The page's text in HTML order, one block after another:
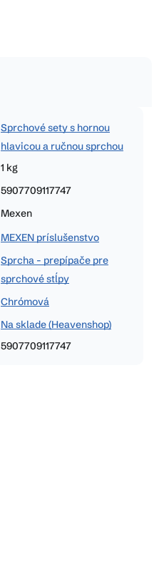
Sprchové sety s hornou
hlavicou a ručnou sprchou
1 kg
5907709117747
Mexen
MEXEN príslušenstvo
Sprcha - prepípače pre
sprchové stĺpy
Chrómová
Na sklade (Heavenshop)
5907709117747